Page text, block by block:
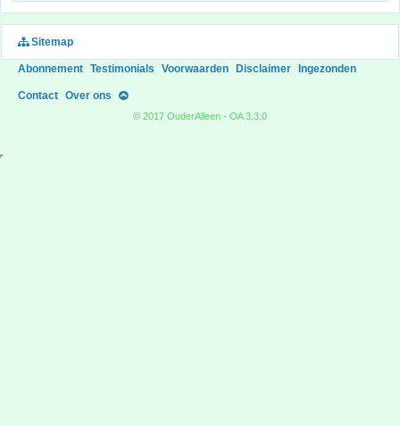
Sitemap
Abonnement Testimonials Voorwaarden Disclaimer Ingezonden
Contact Over ons
© 2017 OuderAlleen - OA 3.3.0